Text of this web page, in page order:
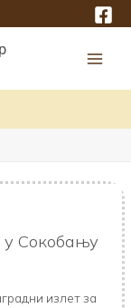
у Сокобању
излет за